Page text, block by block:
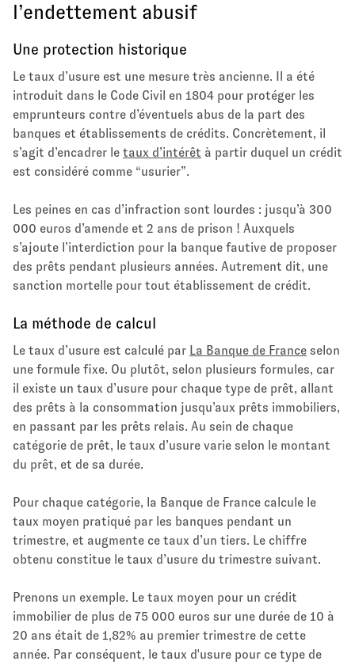
l’endettement abusif
Une protection historique
Le taux d’usure est une mesure très ancienne. Il a été
introduit dans le Code Civil en 1804 pour protéger les
emprunteurs contre d’éventuels abus de la part des
banques et établissements de crédits. Concrètement, il
s’agit d’encadrer le taux d’intérêt à partir duquel un crédit
est considéré comme “usurier”.
Les peines en cas d’infraction sont lourdes : jusqu’à 300
000 euros d’amende et 2 ans de prison ! Auxquels
s’ajoute l’interdiction pour la banque fautive de proposer
des prêts pendant plusieurs années. Autrement dit, une
sanction mortelle pour tout établissement de crédit.
La méthode de calcul
Le taux d’usure est calculé par La Banque de France selon
une formule fixe. Ou plutôt, selon plusieurs formules, car
il existe un taux d’usure pour chaque type de prêt, allant
des prêts à la consommation jusqu’aux prêts immobiliers,
en passant par les prêts relais. Au sein de chaque
catégorie de prêt, le taux d’usure varie selon le montant
du prêt, et de sa durée.
Pour chaque catégorie, la Banque de France calcule le
taux moyen pratiqué par les banques pendant un
trimestre, et augmente ce taux d’un tiers. Le chiffre
obtenu constitue le taux d’usure du trimestre suivant.
Prenons un exemple. Le taux moyen pour un crédit
immobilier de plus de 75 000 euros sur une durée de 10 à
20 ans était de 1,82% au premier trimestre de cette
année. Par conséquent, le taux d'usure pour ce type de